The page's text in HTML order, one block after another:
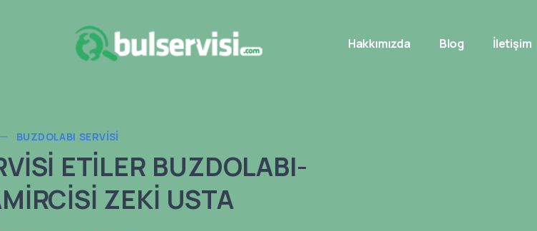
Hakkımızda Blog İletişim
BUZDOLABI SERVISI
ETİLER BUZDOLABI-
ZEKİ USTA